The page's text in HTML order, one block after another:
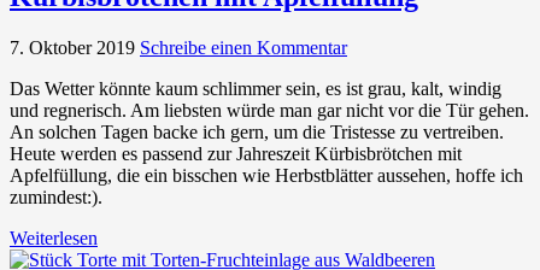
7. Oktober 2019 Schreibe einen Kommentar
Das Wetter könnte kaum schlimmer sein, es ist grau, kalt, windig
und regnerisch. Am liebsten würde man gar nicht vor die Tür gehen.
An solchen Tagen backe ich gern, um die Tristesse zu vertreiben.
Heute werden es passend zur Jahreszeit Kürbisbrötchen mit
Apfelfüllung, die ein bisschen wie Herbstblätter aussehen, hoffe ich
zumindest:).
Weiterlesen